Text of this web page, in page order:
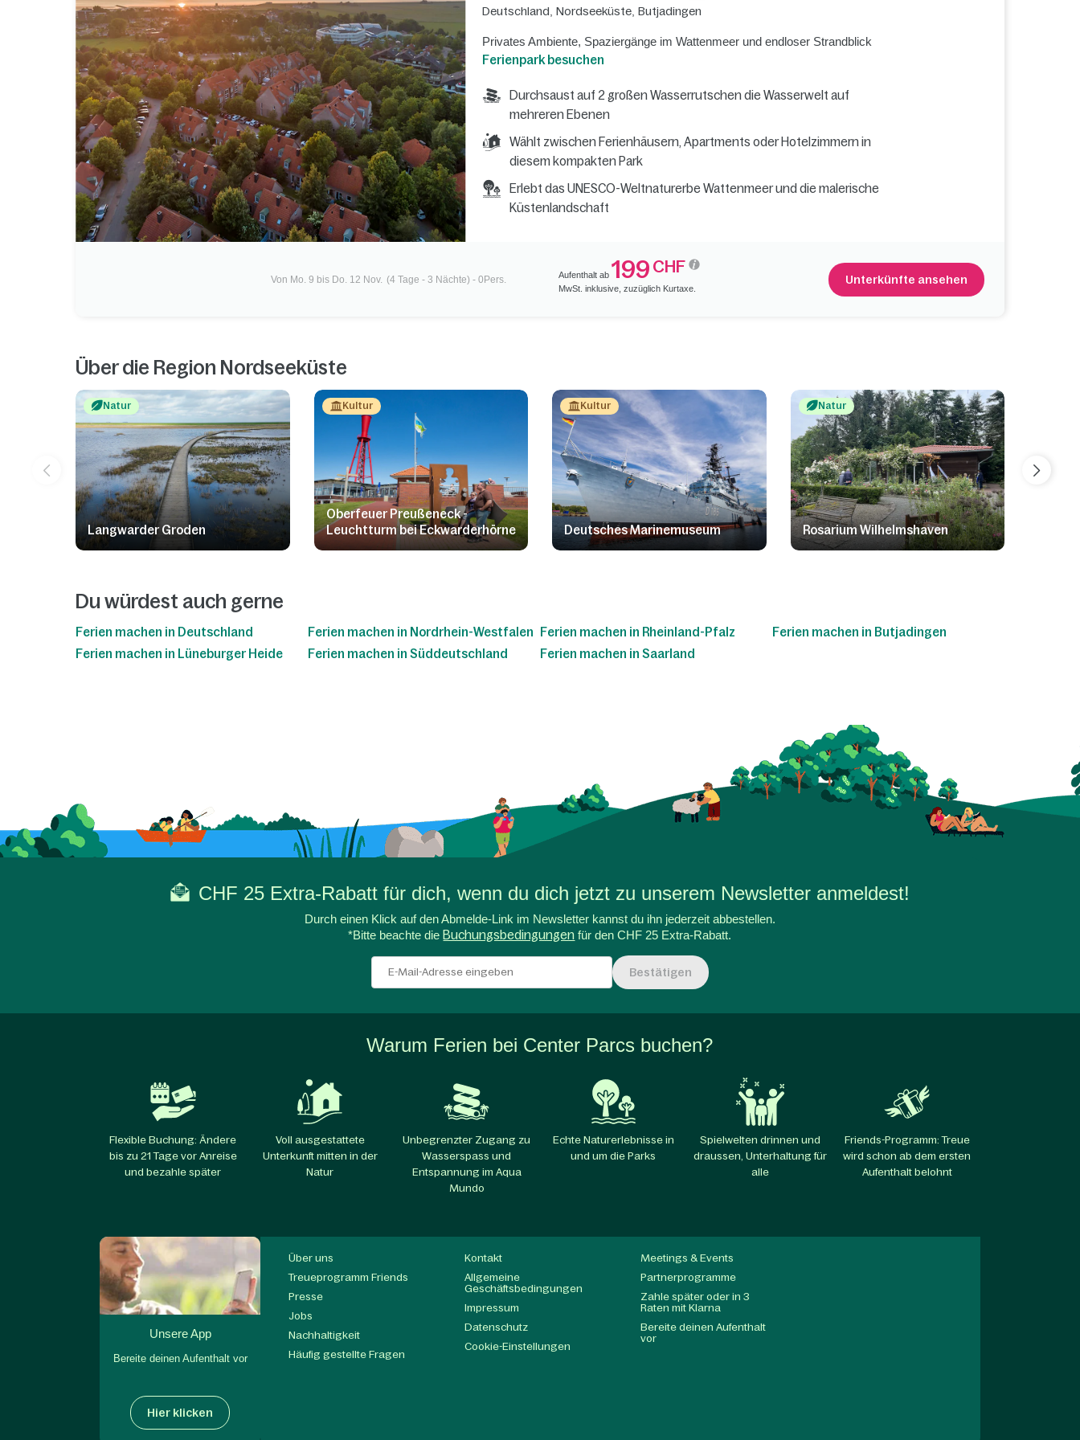
Deutschland Nordseeküste, Butjadingen
Privates Ambiente, Spaziergänge im Wattenmeer und endloser Strandblick
Ferienpark besuchen
Durchsaust auf 2 großen Wasserrutschen die Wasserwelt auf
mehreren Ebenen
Wählt zwischen Ferienhäusern, Apartments oder Hotelzimmern in
diesem kompakten Park
Erlebt das UNESCO-Weltnaturerbe Wattenmeer und die malerische
Küstenlandschaft
Von Mo. 9 bis Do. 12 Nov. (4 Tage - 3 Nächte) - 0Pers. Aufenthalt ab 199 CHF
MwSt. inklusive, zuzüglich Kurtaxe.
Unterkünfte ansehen
Über die Region Nordseeküste
Natur
Langwarder Groden
Kultur
Oberfeuer Preußeneck -
Leuchtturm bei Eckwarderhörne
Kultur
Deutsches Marinemuseum
Natur
Rosarium Wilhelmshaven
Du würdest auch gerne
Ferien machen in Deutschland
Ferien machen in Lüneburger Heide
Ferien machen in Nordrhein-Westfalen
Ferien machen in Süddeutschland
Ferien machen in Rheinland-Pfalz
Ferien machen in Saarland
Ferien machen in Butjadingen
CHF 25 Extra-Rabatt für dich, wenn du dich jetzt zu unserem Newsletter anmeldest!
Durch einen Klick auf den Abmelde-Link im Newsletter kannst du ihn jederzeit abbestellen.
*Bitte beachte die Buchungsbedingungen für den CHF 25 Extra-Rabatt.
Bestätigen
Warum Ferien bei Center Parcs buchen?
Flexible Buchung: Ändere
bis zu 21 Tage vor Anreise
und bezahle später
Voll ausgestattete
Unterkunft mitten in der
Natur
Unbegrenzter Zugang zu
Wasserspass und
Entspannung im Aqua
Mundo​
Echte Naturerlebnisse in
und um die Parks​
Spielwelten drinnen und
draussen, Unterhaltung für
alle​
Friends-Programm: Treue
wird schon ab dem ersten
Aufenthalt belohnt​
Unsere App
Bereite deinen Aufenthalt vor
Hier klicken
Über uns
Treueprogramm Friends
Presse
Jobs
Nachhaltigkeit
Häufig gestellte Fragen
Kontakt
Allgemeine
Geschäftsbedingungen
Impressum
Datenschutz
Cookie-Einstellungen
Meetings & Events
Partnerprogramme
Zahle später oder in 3
Raten mit Klarna
Bereite deinen Aufenthalt
vor